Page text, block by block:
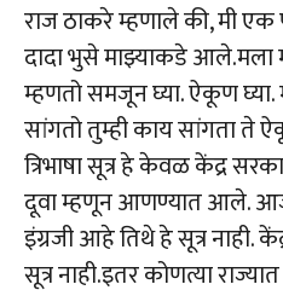
राज ठाकरे म्हणाले की, मी
दादा भुसे माझ्याकडे आले.मला
म्हणतो समजून घ्या. ऐकूण घ्या.
सांगतो तुम्ही काय सांगता ते
त्रिभाषा सूत्र हे केवळ केंद्र
दूवा म्हणून आणण्यात आले. आज
इंग्रजी आहे तिथे हे सूत्र नाही.
सूत्र नाही.इतर कोणत्या राज्यात